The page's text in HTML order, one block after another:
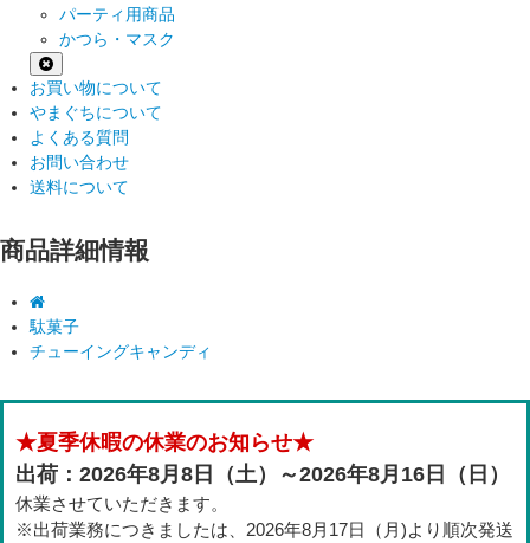
パーティ用商品
かつら・マスク
お買い物について
やまぐちについて
よくある質問
お問い合わせ
送料について
商品詳細情報
駄菓子
チューイングキャンディ
★夏季休暇の休業のお知らせ★
出荷：2026年8月8日（土）～2026年8月16日（日）
休業させていただきます。
※出荷業務につきましたは、2026年8月17日（月)より順次発送